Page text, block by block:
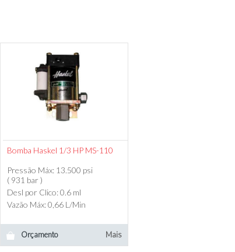
Bomba Haskel 1/3 HP MS-110
Pressão Máx: 13.500 psi
( 931 bar )
Desl por Clico: 0.6 ml
Vazão Máx: 0,66 L/Min
Orçamento Mais